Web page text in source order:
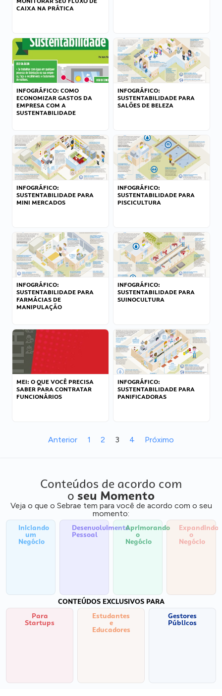
CAIXA NA PRÁTICA
INFOGRÁFICO: COMO
ECONOMIZAR GASTOS DA
EMPRESA COM A
SUSTENTABILIDADE
INFOGRÁFICO:
SUSTENTABILIDADE PARA
SALÕES DE BELEZA
INFOGRÁFICO:
SUSTENTABILIDADE PARA
MINI MERCADOS
INFOGRÁFICO:
SUSTENTABILIDADE PARA
PISCICULTURA
INFOGRÁFICO:
SUSTENTABILIDADE PARA
FARMÁCIAS DE
MANIPULAÇÃO
INFOGRÁFICO:
SUSTENTABILIDADE PARA
SUINOCULTURA
MEI: O QUE VOCÊ PRECISA
SABER PARA CONTRATAR
FUNCIONÁRIOS
INFOGRÁFICO:
SUSTENTABILIDADE PARA
PANIFICADORAS
Anterior 1 2 3 4 Próximo
Conteúdos de acordo com
o seu Momento
Veja o que o Sebrae tem para você de acordo com o seu
momento:
Iniciando
um
Negócio
Desenvolvimento
Pessoal
Aprimorando
o
Negócio
Expandindo
o
Negócio
CONTEÚDOS EXCLUSIVOS PARA
Para
Startups
Estudantes
e
Educadores
Gestores
Públicos